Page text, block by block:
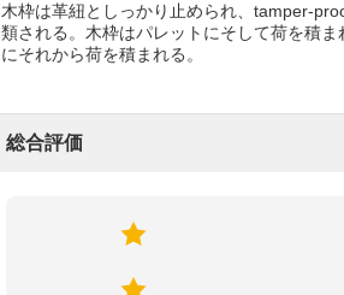
木枠は革紐としっかり止められ、tamper-
類される。木枠はパレットにそして荷を積
にそれから荷を積まれる。
総合評価